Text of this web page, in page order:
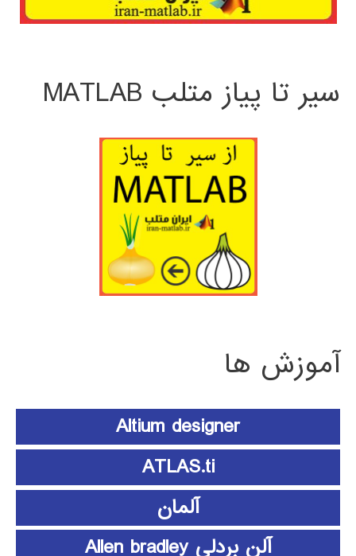
سیر تا پیاز متلب MATLAB
آموزش ها
Altium designer
ATLAS.ti
آلمان
آلن بردلی Allen bradley